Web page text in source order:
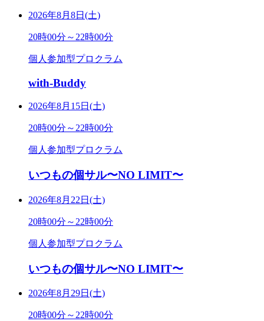
2026年8月8日(土)
20時00分～22時00分
個人参加型プロクラム
with-Buddy
2026年8月15日(土)
20時00分～22時00分
個人参加型プロクラム
いつもの個サル〜NO LIMIT〜
2026年8月22日(土)
20時00分～22時00分
個人参加型プロクラム
いつもの個サル〜NO LIMIT〜
2026年8月29日(土)
20時00分～22時00分